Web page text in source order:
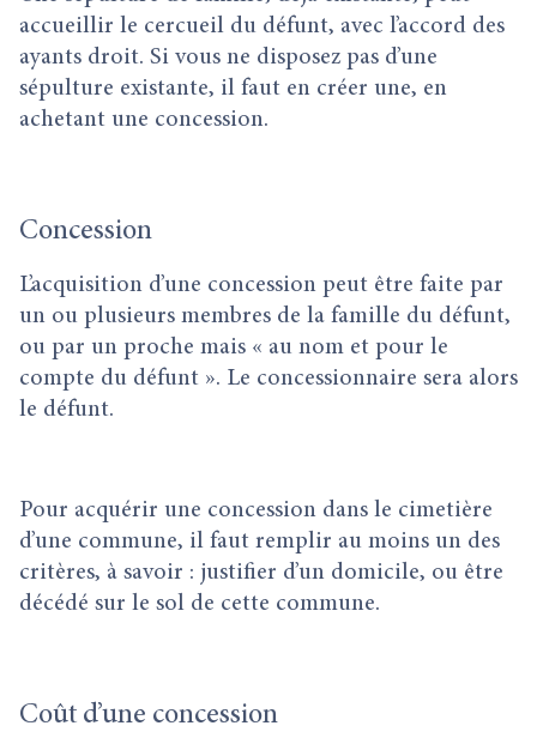
accueillir le cercueil du défunt, avec l’accord des
ayants droit. Si vous ne disposez pas d’une
sépulture existante, il faut en créer une, en
achetant une concession.
Concession
L’acquisition d’une concession peut être faite par
un ou plusieurs membres de la famille du défunt,
ou par un proche mais « au nom et pour le
compte du défunt ». Le concessionnaire sera alors
le défunt.
Pour acquérir une concession dans le cimetière
d’une commune, il faut remplir au moins un des
critères, à savoir : justifier d’un domicile, ou être
décédé sur le sol de cette commune.
Coût d’une concession